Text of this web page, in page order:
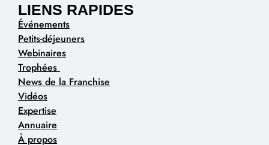
LIENS RAPIDES
Événements
Petits-déjeuners
Webinaires
Trophées
News de la Franchise
Vidéos
Expertise
Annuaire
À propos